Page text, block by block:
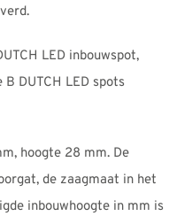
LED inbouwspot,
DUTCH LED spots
hoogte 28 mm. De
de zaagmaat in het
inbouwhoogte in mm is